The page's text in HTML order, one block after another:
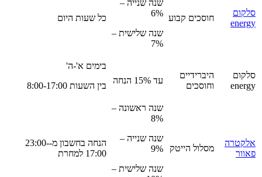
סלקום
energy
חוסכים קבוע
שנה שנייה –
6%
שנה שלישית –
7%
כל שעות היום
סלקום
energy
היברידיים
וחוסכים
עד 15% הנחה
בימים א'-ה'
בין השעות 8:00-17:00
אלקטרה
פאוור
מסלול הייטק
שנה ראשונה –
8%
שנה שנייה –
9%
שנה שלישית –
הנחה בחשבון מ-23:00-
17:00 למחרת